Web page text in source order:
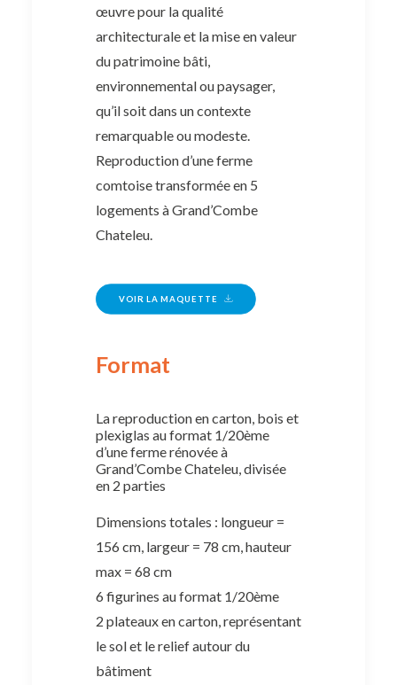
œuvre pour la qualité
architecturale et la mise en valeur
du patrimoine bâti,
environnemental ou paysager,
qu’il soit dans un contexte
remarquable ou modeste.
Reproduction d’une ferme
comtoise transformée en 5
logements à Grand’Combe
Chateleu.
VOIR LA MAQUETTE
Format
La reproduction en carton, bois et
plexiglas au format 1/20ème
d’une ferme rénovée à
Grand’Combe Chateleu, divisée
en 2 parties
Dimensions totales : longueur =
156 cm, largeur = 78 cm, hauteur
max = 68 cm
6 figurines au format 1/20ème
2 plateaux en carton, représentant
le sol et le relief autour du
bâtiment